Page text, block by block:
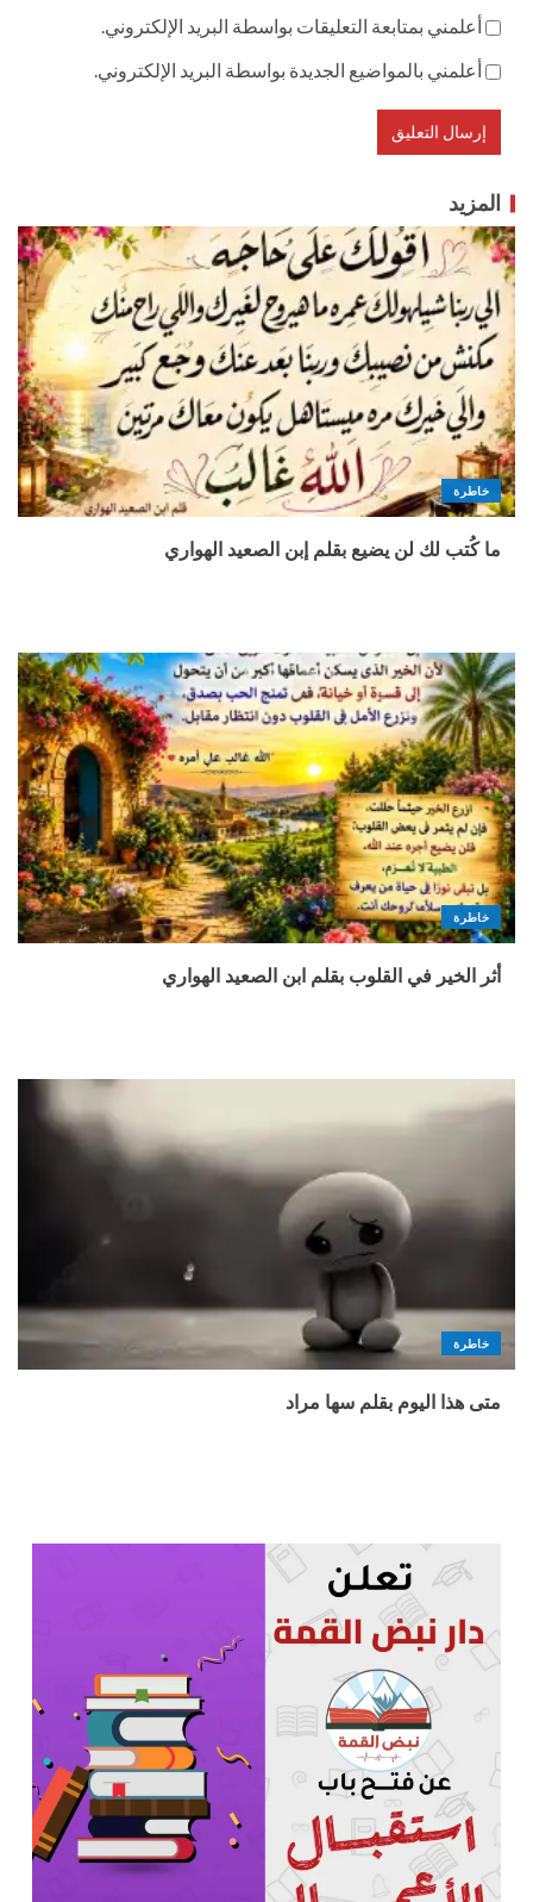
أعلمني بمتابعة التعليقات بواسطة البريد الإلكتروني.
أعلمني بالمواضيع الجديدة بواسطة البريد الإلكتروني.
المزيد
خاطرة
ما كُتب لك لن يضيع بقلم إبن الصعيد الهواري
خاطرة
أثر الخير في القلوب بقلم ابن الصعيد الهواري
خاطرة
متى هذا اليوم بقلم سها مراد